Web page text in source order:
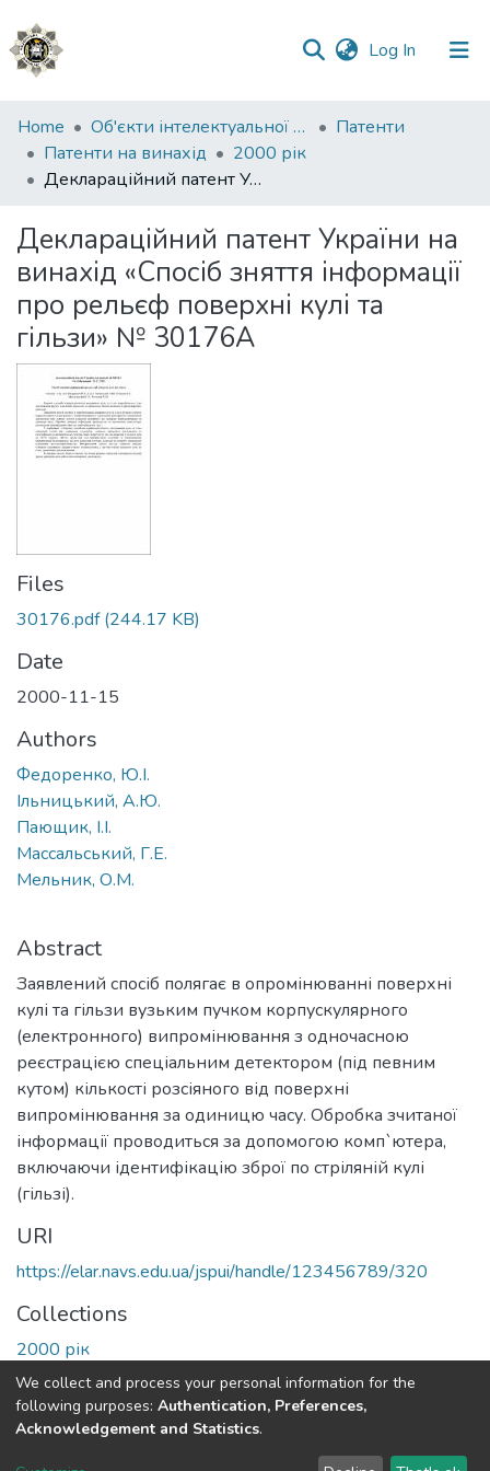
Log In (current)
Communities
&
Collections
Statistics
Home Об'єкти інтелектуальної власності
Патенти
Патенти на винахід
2000 рік
Деклараційний патент України на винахід «Спосіб зняття інформації про рельєф поверхні кулі та гільзи» № 30176А
Деклараційний патент України на
винахід «Спосіб зняття інформації
про рельєф поверхні кулі та
гільзи» № 30176А
Files
30176.pdf(244.17 KB)
Date
2000-11-15
Authors
Федоренко, Ю.І.
Ільницький, А.Ю.
Пающик, І.І.
Массальський, Г.Е.
Мельник, О.М.
Abstract
Заявлений спосіб полягає в опромінюванні поверхні
кулі та гільзи вузьким пучком корпускулярного
(електронного) випромінювання з одночасною
реєстрацією спеціальним детектором (під певним
кутом) кількості розсіяного від поверхні
випромінювання за одиницю часу. Обробка зчитаної
інформації проводиться за допомогою комп`ютера,
включаючи ідентифікацію зброї по стріляній кулі
(гільзі).
URI
https://elar.navs.edu.ua/jspui/handle/123456789/320
Collections
2000 рік
Full item page
DSpace software copyright © 2002-2026 LYRASIS
We collect and process your personal information for the
following purposes: Authentication, Preferences,
Acknowledgement and Statistics.